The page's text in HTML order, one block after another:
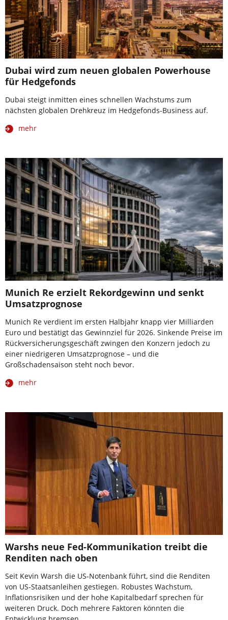
Dubai wird zum neuen globalen Powerhouse
für Hedgefonds
Dubai steigt inmitten eines schnellen Wachstums zum
nächsten globalen Drehkreuz im Hedgefonds-Business auf.
mehr
Munich Re erzielt Rekordgewinn und senkt
Umsatzprognose
Munich Re verdient im ersten Halbjahr knapp vier Milliarden
Euro und bestätigt das Gewinnziel für 2026. Sinkende Preise im
Rückversicherungsgeschäft zwingen den Konzern jedoch zu
einer niedrigeren Umsatzprognose – und die
Großschadensaison steht noch bevor.
mehr
Warshs neue Fed-Kommunikation treibt die
Renditen nach oben
Seit Kevin Warsh die US-Notenbank führt, sind die Renditen
von US-Staatsanleihen gestiegen. Robustes Wachstum,
Inflationsrisiken und der hohe Kapitalbedarf sprechen für
weiteren Druck. Doch mehrere Faktoren könnten die